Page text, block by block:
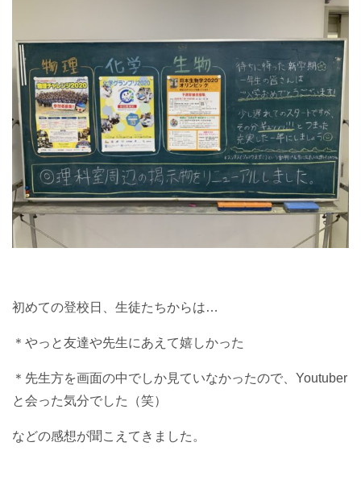
初めての登校日、生徒たちからは…
＊やっと友達や先生にあえて嬉しかった
＊先生方を画面の中でしか見ていなかったので、Youtuber
と会った気分でした（笑）
などの感想が聞こえてきました。